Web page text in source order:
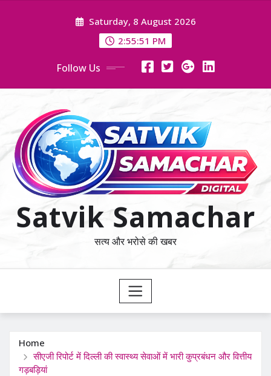
Saturday, 8 August 2026
2:55:52 PM
Follow Us
Satvik Samachar
सत्य और भरोसे की खबर
Home
सीएजी रिपोर्ट में दिल्ली की स्वास्थ्य सेवाओं में भारी कुप्रबंधन और वित्तीय
गड़बड़ियां